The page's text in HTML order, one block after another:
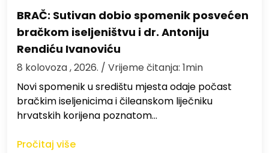
BRAČ: Sutivan dobio spomenik posvećen
bračkom iseljeništvu i dr. Antoniju
Rendiću Ivanoviću
8 kolovoza , 2026. / Vrijeme čitanja: 1min
Novi spomenik u središtu mjesta odaje počast
bračkim iseljenicima i čileanskom liječniku
hrvatskih korijena poznatom…
Pročitaj više